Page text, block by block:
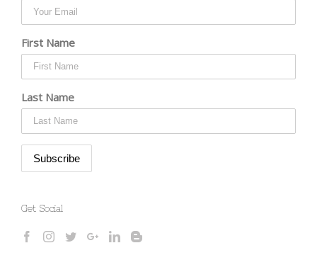
First Name
Last Name
Get Social